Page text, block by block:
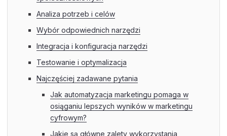
Analiza potrzeb i celów
Wybór odpowiednich narzędzi
Integracja i konfiguracja narzędzi
Testowanie i optymalizacja
Najczęściej zadawane pytania
Jak automatyzacja marketingu pomaga w
osiąganiu lepszych wyników w marketingu
cyfrowym?
Jakie są główne zalety wykorzystania